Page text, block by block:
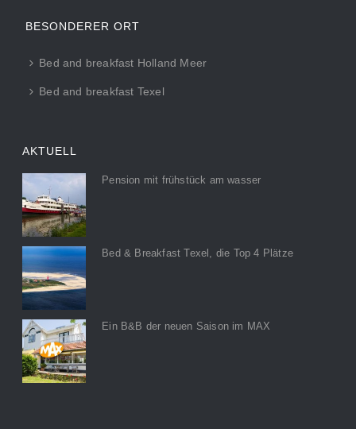
BESONDERER ORT
Bed and breakfast Holland Meer
Bed and breakfast Texel
AKTUELL
Pension mit frühstück am wasser
Bed & Breakfast Texel, die Top 4 Plätze
Ein B&B der neuen Saison im MAX